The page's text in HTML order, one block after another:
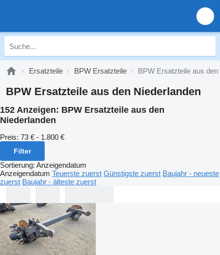
Ersatzteile BPW Ersatzteile BPW Ersatzteile aus den
BPW Ersatzteile aus den Niederlanden
152 Anzeigen: BPW Ersatzteile aus den
Niederlanden
Preis: 73 € - 1.800 €
Filter
Sortierung: Anzeigendatum
Anzeigendatum Teuerste zuerst Günstigste zuerst Baujahr - neueste
zuerst Baujahr - älteste zuerst